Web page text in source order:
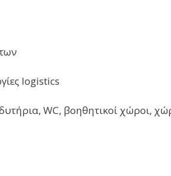
logistics
WC, βοηθητικοί χώροι,